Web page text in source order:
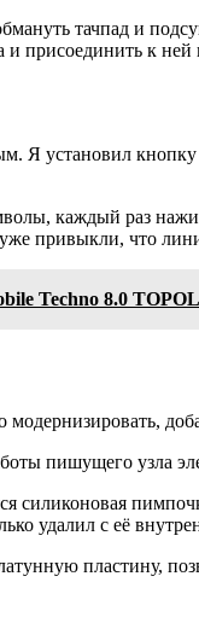
тачпад и
присоединить к
Я установил кнопку
каждый раз
привыкли, что
Techno 8.0
пишущего узла
силиконовая
удалил с её
пластину,